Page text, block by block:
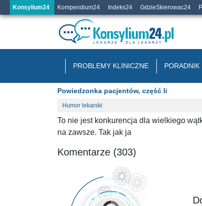
Konsylium24 Kompendium24 Indeks24 GdzieSkierowac24
PROBLEMY KLINICZNE PORADNIK
Powiedzonka pacjentów, część Ii
Humor lekarski
To nie jest konkurencja dla wielkiego
na zawsze. Tak jak ja
Komentarze (303)